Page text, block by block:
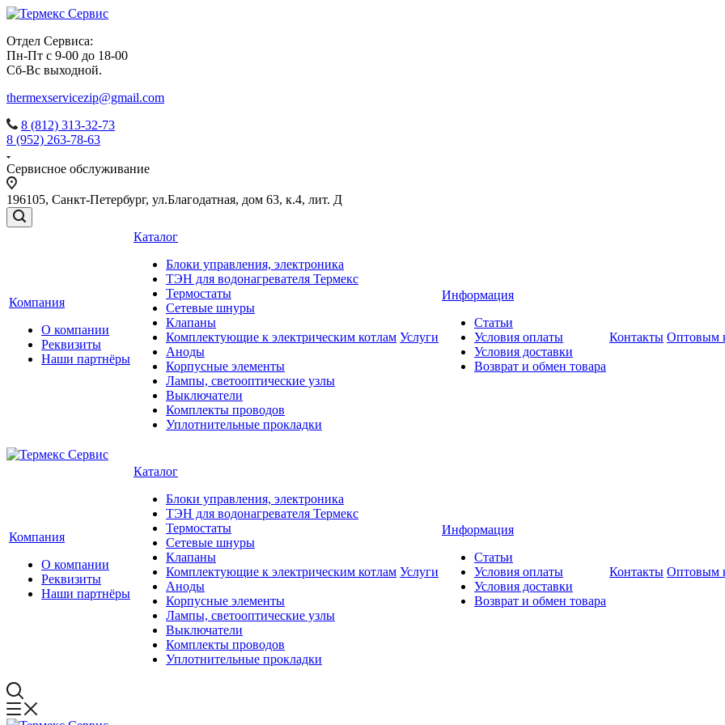
Отдел Сервиса:
Пн-Пт с 9-00 до 18-00
Сб-Вс выходной.
thermexservicezip@gmail.com
8 (812) 313-32-73
8 (952) 263-78-63
Сервисное обслуживание
196105, Санкт-Петербург, ул.Благодатная, дом 63, к.4, лит. Д
Компания
О компании
Реквизиты
Наши партнёры
Каталог
Блоки управления, электроника
ТЭН для водонагревателя Термекс
Термостаты
Сетевые шнуры
Клапаны
Комплектующие к электрическим котлам
Аноды
Корпусные элементы
Лампы, светооптические узлы
Выключатели
Комплекты проводов
Уплотнительные прокладки
Услуги
Информация
Статьи
Условия оплаты
Условия доставки
Возврат и обмен товара
Контакты Оптовым
Компания
О компании
Реквизиты
Наши партнёры
Каталог
Блоки управления, электроника
ТЭН для водонагревателя Термекс
Термостаты
Сетевые шнуры
Клапаны
Комплектующие к электрическим котлам
Аноды
Корпусные элементы
Лампы, светооптические узлы
Выключатели
Комплекты проводов
Уплотнительные прокладки
Услуги
Информация
Статьи
Условия оплаты
Условия доставки
Возврат и обмен товара
Контакты Оптовым